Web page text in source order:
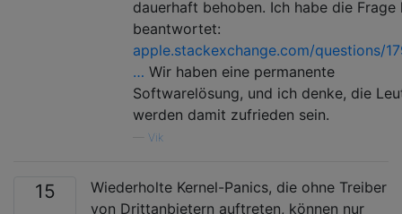
com.apple.driver.IOPlatformPluginFamily
com.apple.driver.AppleSMC   3.1.8
com.apple.iokit.IOFireWireSBP2  4.2.6
com.apple.driver.AppleUSBMultitouch 240.9
com.apple.iokit.IOUSBHIDDriver  660.4.0
com.apple.driver.AppleUSBComposite
dauerhaft behoben. Ich habe die Frage
beantwortet:
apple.stackexchange.com/questions/
… Wir haben eine permanente
Softwarelösung, und ich denke, die
werden damit zufrieden sein.
Vik
15
Wiederholte Kernel-Panics, die ohne Treiber
von Drittanbietern auftreten, können nur